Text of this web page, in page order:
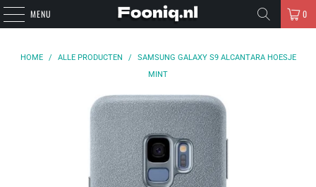
MENU 0
HOME / ALLE PRODUCTEN /
SAMSUNG GALAXY S9 ALCANTARA HOESJE
MINT